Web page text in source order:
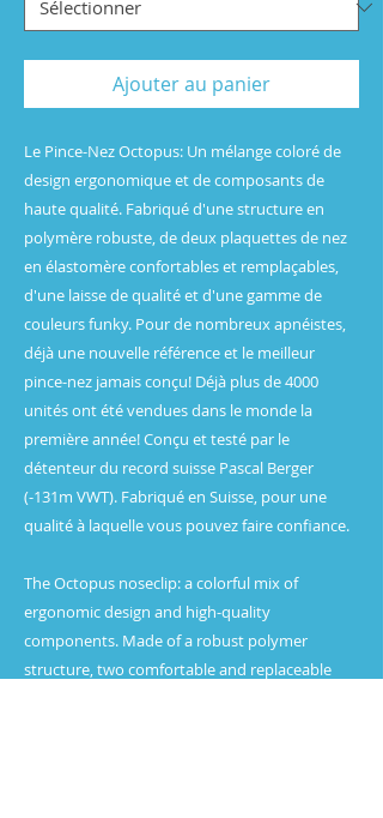
Ajouter au panier
Le Pince-Nez Octopus: Un mélange coloré de
design ergonomique et de composants de
haute qualité. Fabriqué d'une structure en
polymère robuste, de deux plaquettes de nez
en élastomère confortables et remplaçables,
d'une laisse de qualité et d'une gamme de
couleurs funky. Pour de nombreux apnéistes,
déjà une nouvelle référence et le meilleur
pince-nez jamais conçu! Déjà plus de 4000
unités ont été vendues dans le monde la
première année! Conçu et testé par le
détenteur du record suisse Pascal Berger
(-131m VWT). Fabriqué en Suisse, pour une
qualité à laquelle vous pouvez faire confiance.
The Octopus noseclip: a colorful mix of
ergonomic design and high-quality
components. Made of a robust polymer
structure, two comfortable and replaceable